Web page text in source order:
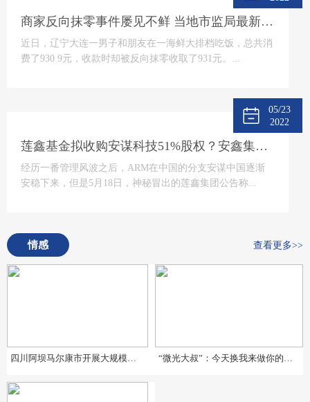
商家反向抹零事件屡见不鲜 当地市监局最新回应将“零容忍”态度打击
近日，辽宁大连一男子和朋友在一海鲜大排档吃饭，总共消
费了930 9元，收款时却被反向抹零收取了931元。...
05/23
2022
莲鑫基金拟收购安谋科技51%股权？安鑫集团回应
经历一番管理风波之后，ARM在中国的分支安谋中国逐渐
安稳下来，但是5月18日，神秘冒出的莲鑫集团公告称...
情感 查看更多>>
四川阿坝马尔康市开展大规模地震应急疏散演练暨地震预警系统测试 “微光大叔”：今天换我来做你的微光